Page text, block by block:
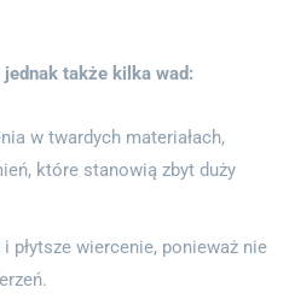
także kilka wad:
w twardych materiałach,
które stanowią zbyt duży
płytsze wiercenie, ponieważ nie